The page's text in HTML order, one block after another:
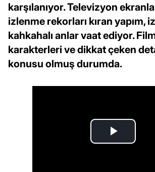
karşılanıyor. Televizyon
izlenme rekorları kıran yapım,
kahkahalı anlar vaat ediyor.
karakterleri ve dikkat çeken
konusu olmuş durumda.